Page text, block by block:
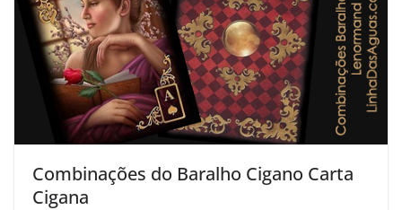
Combinações do Baralho Cigano Carta
Cigana